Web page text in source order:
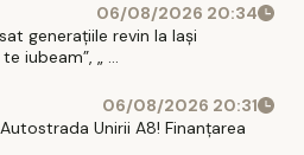
06/08/2026 20:34
generațiile revin la Iași
iubeam”, „ ...
06/08/2026 20:31
Unirii A8! Finanțarea